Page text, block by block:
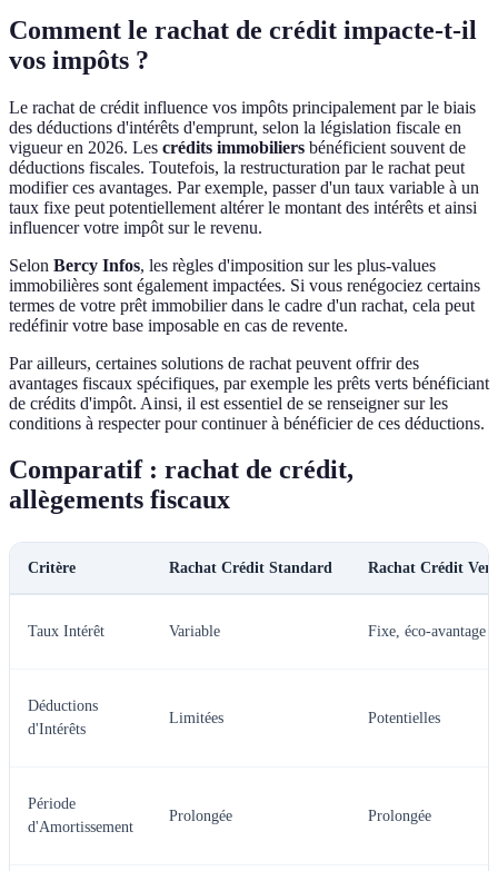
Comment le rachat de crédit impacte-t-il
vos impôts ?
Le rachat de crédit influence vos impôts principalement par le biais
des déductions d'intérêts d'emprunt, selon la législation fiscale en
vigueur en 2026. Les crédits immobiliers bénéficient souvent de
déductions fiscales. Toutefois, la restructuration par le rachat peut
modifier ces avantages. Par exemple, passer d'un taux variable à un
taux fixe peut potentiellement altérer le montant des intérêts et ainsi
influencer votre impôt sur le revenu.
Selon Bercy Infos, les règles d'imposition sur les plus-values
immobilières sont également impactées. Si vous renégociez certains
termes de votre prêt immobilier dans le cadre d'un rachat, cela peut
redéfinir votre base imposable en cas de revente.
Par ailleurs, certaines solutions de rachat peuvent offrir des
avantages fiscaux spécifiques, par exemple les prêts verts bénéficiant
de crédits d'impôt. Ainsi, il est essentiel de se renseigner sur les
conditions à respecter pour continuer à bénéficier de ces déductions.
Comparatif : rachat de crédit,
allègements fiscaux
Critère Rachat Crédit Standard Rachat Crédit Vert
Taux Intérêt Variable Fixe, éco-avantage
Déductions
d'Intérêts
Limitées Potentielles
Période
d'Amortissement
Prolongée Prolongée